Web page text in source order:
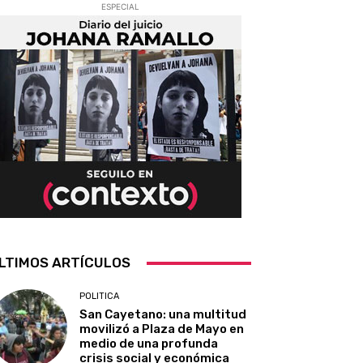
ESPECIAL
ARTÍCULOS
POLITICA
San Cayetano: una multitud
movilizó a Plaza de Mayo en
medio de una profunda
crisis social y económica